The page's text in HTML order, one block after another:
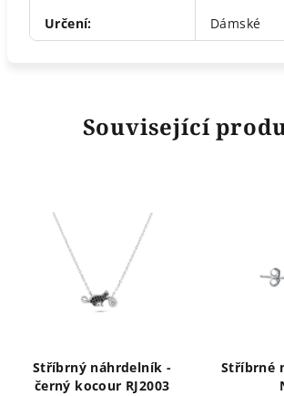
Určení: Dámské
Související
Stříbrný náhrdelník -
černý kocour RJ2003
Stříbrné